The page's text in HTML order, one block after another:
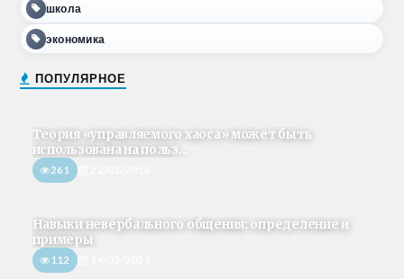
школа
экономика
ПОПУЛЯРНОЕ
Теория «управляемого хаоса» может быть
использована на польз...
261
Навыки невербального общения: определение и
примеры
112